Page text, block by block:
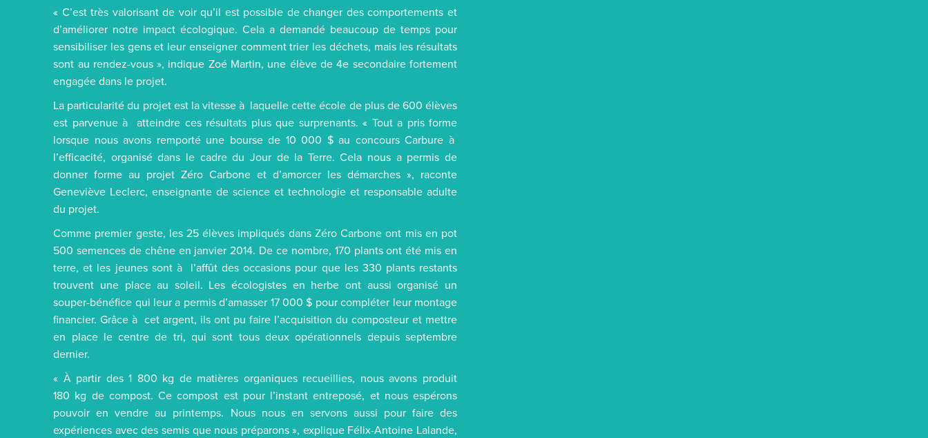
« C’est très valorisant de voir qu’il est possible de changer des comportements et
d’améliorer notre impact écologique. Cela a demandé beaucoup de temps pour
sensibiliser les gens et leur enseigner comment trier les déchets, mais les résultats
sont au rendez-vous », indique Zoé Martin, une élève de 4e secondaire fortement
engagée dans le projet.
La particularité du projet est la vitesse à laquelle cette école de plus de 600 élèves
est parvenue à atteindre ces résultats plus que surprenants. « Tout a pris forme
lorsque nous avons remporté une bourse de 10 000 $ au concours Carbure à
l’efficacité, organisé dans le cadre du Jour de la Terre. Cela nous a permis de
donner forme au projet Zéro Carbone et d’amorcer les démarches », raconte
Geneviève Leclerc, enseignante de science et technologie et responsable adulte
du projet.
Comme premier geste, les 25 élèves impliqués dans Zéro Carbone ont mis en pot
500 semences de chêne en janvier 2014. De ce nombre, 170 plants ont été mis en
terre, et les jeunes sont à l’affût des occasions pour que les 330 plants restants
trouvent une place au soleil. Les écologistes en herbe ont aussi organisé un
souper-bénéfice qui leur a permis d’amasser 17 000 $ pour compléter leur montage
financier. Grâce à cet argent, ils ont pu faire l’acquisition du composteur et mettre
en place le centre de tri, qui sont tous deux opérationnels depuis septembre
dernier.
« À partir des 1 800 kg de matières organiques recueillies, nous avons produit
180 kg de compost. Ce compost est pour l’instant entreposé, et nous espérons
pouvoir en vendre au printemps. Nous nous en servons aussi pour faire des
expériences avec des semis que nous préparons », explique Félix-Antoine Lalande,